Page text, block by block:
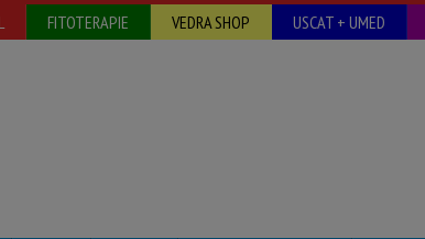
FITOTERAPIE VEDRA SHOP USCAT + UMED